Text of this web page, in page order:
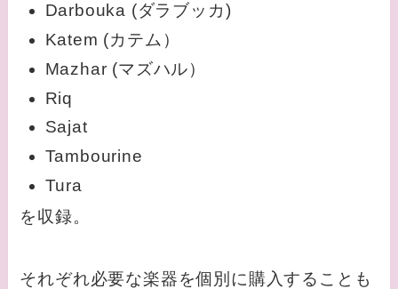
Darbouka (ダラブッカ)
Katem (カテム）
Mazhar (マズハル）
Riq
Sajat
Tambourine
Tura
を収録。
それぞれ必要な楽器を個別に購入することも